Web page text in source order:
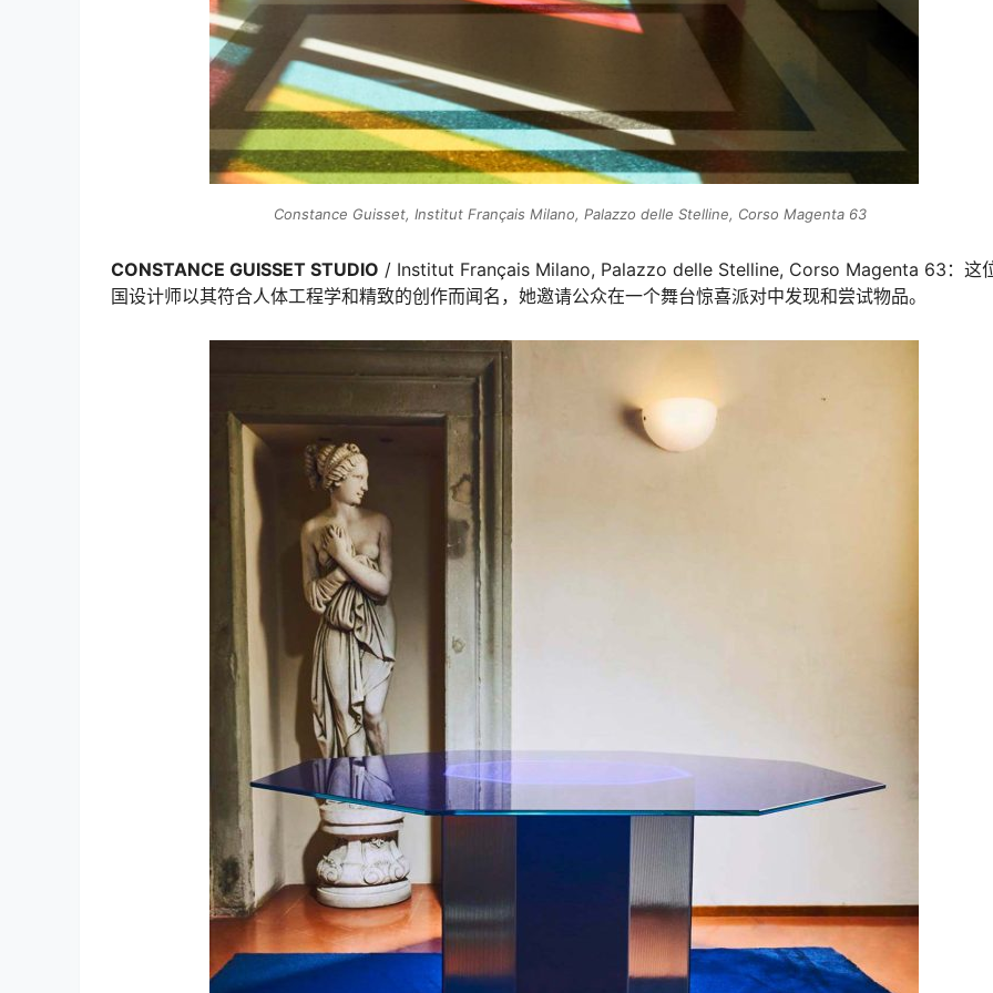
Constance Guisset, Institut Français Milano, Palazzo delle Stelline, Corso Magenta 63
CONSTANCE GUISSET STUDIO / Institut Français Milano, Palazzo delle Stelline, Corso Magenta 63：这
国设计师以其符合人体工程学和精致的创作而闻名，她邀请公众在一个舞台惊喜派对中发现和尝试物品。